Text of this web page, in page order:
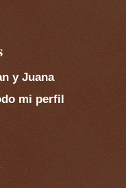
y Juana
mi perfil